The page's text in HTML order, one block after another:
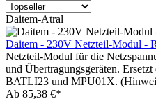
Daitem-Atral
Daitem - 230V Netzteil-Modul -
Netzteil-Modul für die
und Übertragungsgeräten.
BATLI23 und MPU01X.
Ab 85,38 €*